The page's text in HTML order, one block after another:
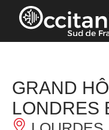
Panneau de gestion
GRAND
LONDRES